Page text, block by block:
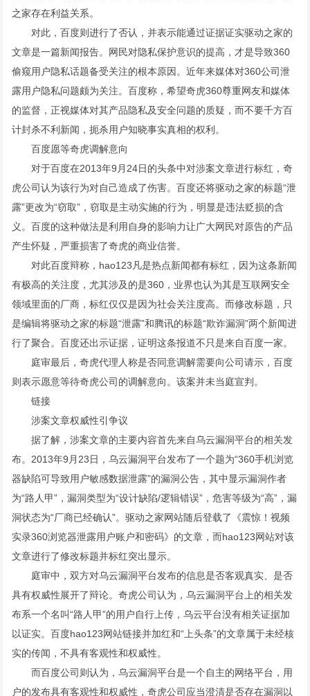
之家存在利益关系。
对此，百度则进行了否认，并表示能通过证据证实驱动之家的
文章是一篇新闻报告。网民对隐私保护意识的提高，才是导致360
偷窥用户隐私话题备受关注的根本原因。近年来媒体对360公司泄
露用户隐私问题颇为关注。百度称，希望奇虎360尊重网友和媒体
的监督，正视媒体对其产品隐私及安全问题的质疑，而不要千方百
计封杀不利新闻，扼杀用户知晓事实真相的权利。
百度愿等奇虎调解意向
对于百度在2013年9月24日的头条中对涉案文章进行标红，奇
虎公司认为该行为对自己造成了伤害。百度还将驱动之家的标题“泄
露”更改为“窃取”，窃取是主动实施的行为，明显是违法贬损的含
义。百度的这种做法是利用自身的影响力让广大网民对原告的产品
产生怀疑，严重损害了奇虎的商业信誉。
对此百度辩称，hao123凡是热点新闻都有标红，因为这条新闻
有极高的关注度，尤其涉及的是360，业界也认为其是互联网安全
领域里面的厂商，标红仅仅是因为社会关注度高。而修改标题，只
是编辑将驱动之家的标题“泄露”和腾讯的标题“欺诈漏洞”两个新闻进
行了聚合。百度还出示证据，证明这条报道不只是来自百度一家。
庭审最后，奇虎代理人称是否同意调解需要向公司请示，百度
则表示愿意等待奇虎公司的调解意向。该案并未当庭宣判。
链接
涉案文章权威性引争议
据了解，涉案文章的主要内容首先来自乌云漏洞平台的相关发
布。2013年9月23日，乌云漏洞平台发布了一个题为“360手机浏览
器缺陷可导致用户敏感数据泄露”的漏洞公告，其中显示漏洞作者
为“路人甲”，漏洞类型为“设计缺陷/逻辑错误”，危害等级为“高”，漏
洞状态为“厂商已经确认”。驱动之家网站随后登载了《震惊！视频
实录360浏览器泄露用户账户和密码》的文章，而hao123网站对该
文章进行了修改标题并标红突出显示。
庭审中，双方对乌云漏洞平台发布的信息是否客观真实、是否
具有权威性展开了辩论。奇虎公司认为，乌云漏洞平台上的相关发
布系一个名叫“路人甲”的用户自行上传，乌云平台没有相关证据加
以证实。百度hao123网站链接并加红和“上头条”的文章属于未经核
实的传闻，不具有客观性和权威性。
而百度公司则认为，乌云漏洞平台是一个自主的网络平台，用
户的发布具有客观性和权威性，奇虎公司应当澄清是否存在漏洞以